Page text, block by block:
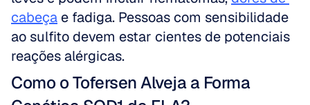
cabeça e fadiga. Pessoas com sensibilidade
ao sulfito devem estar cientes de potenciais
reações alérgicas.
Como o Tofersen Alveja a Forma